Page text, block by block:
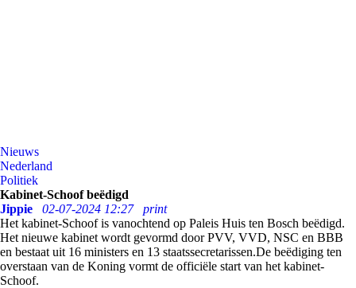
Nieuws
Nederland
Politiek
Kabinet-Schoof beëdigd
Jippie
02-07-2024 12:27
print
Het kabinet-Schoof is vanochtend op Paleis Huis ten Bosch beëdigd.
Het nieuwe kabinet wordt gevormd door PVV, VVD, NSC en BBB
en bestaat uit 16 ministers en 13 staatssecretarissen.De beëdiging ten
overstaan van de Koning vormt de officiële start van het kabinet-
Schoof.